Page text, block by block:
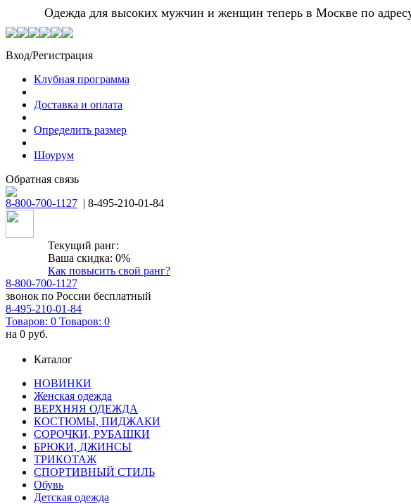
Одежда для высоких мужчин и женщин теперь в Москве по
Вход/Регистрация
Клубная программа
Доставка и оплата
Определить размер
Шоурум
Обратная связь
8-800-700-1127 | 8-495-210-01-84
Текущий ранг:
Ваша скидка: 0%
Как повысить свой ранг?
8-800-700-1127
звонок по России бесплатный
8-495-210-01-84
Товаров: 0 Товаров: 0
на 0 руб.
Каталог
НОВИНКИ
Женская одежда
ВЕРХНЯЯ ОДЕЖДА
КОСТЮМЫ, ПИДЖАКИ
СОРОЧКИ, РУБАШКИ
БРЮКИ, ДЖИНСЫ
ТРИКОТАЖ
СПОРТИВНЫЙ СТИЛЬ
Обувь
Детская одежда